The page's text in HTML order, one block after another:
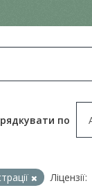
по
Ліцензії: